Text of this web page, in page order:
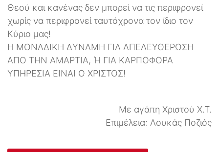
Θεού και κανένας δεν μπορεί να τις περιφρονεί
χωρίς να περιφρονεί ταυτόχρονα τον ίδιο τον
Κύριο μας!
Η ΜΟΝΑΔΙΚΗ ΔΥΝΑΜΗ ΓΙΑ ΑΠΕΛΕΥΘΕΡΩΣΗ
ΑΠΟ ΤΗΝ ΑΜΑΡΤΙΑ, Ή ΓΙΑ ΚΑΡΠΟΦΟΡΑ
ΥΠΗΡΕΣΙΑ ΕΙΝΑΙ Ο ΧΡΙΣΤΟΣ!
Με αγάπη Χριστού Χ.Τ.
Επιμέλεια: Λουκάς Ποζιός